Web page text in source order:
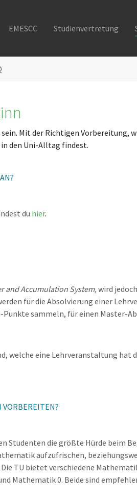
EMESCC Studienvertretung
Mit der Richtigen Vorbereitung,
den Uni-Alltag findest.
du hier.
and Accumulation System,wird
für die Absolvierung einer
Punkte sammeln, für einen Master-
welche eine Lehrveranstaltung hat
VORBEREITEN?
die größte Hürde beim
aufzufrischen,
TU bietet verschiedene
Mathematik 0. Beide sind